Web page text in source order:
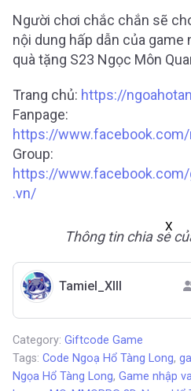
Người chơi chắc chắn sẽ
nội dung hấp dẫn của game
quà tặng S23 Ngọc Môn
Trang chủ: https://
Fanpage:
https://www.facebook.com/
Group:
https://
.vn/
X
Thông tin chia sẻ
Tamiel_XIII
Category: Giftcode Game
Tags: Code Ngoạ Hổ Tàng Long,
Ngọa Hổ Tàng Long, Game nhập